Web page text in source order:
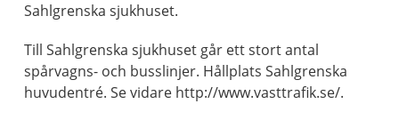
Sahlgrenska sjukhuset.
Till Sahlgrenska sjukhuset går ett stort antal
spårvagns- och busslinjer. Hållplats Sahlgrenska
huvudentré. Se vidare http://www.vasttrafik.se/.